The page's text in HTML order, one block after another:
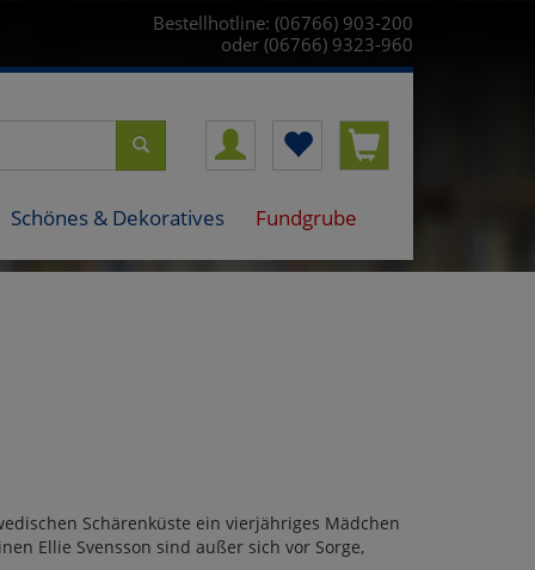
Bestellhotline: (06766) 903-200
oder (06766) 9323-960
Schönes & Dekoratives Fundgrube
Schärenküste ein vierjähriges Mädchen
Ellie Svensson sind außer sich vor Sorge,